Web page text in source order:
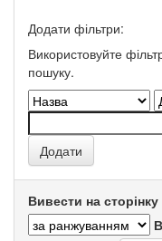
Додати фільтри:
Використовуйте
пошуку.
Вивести на сторінку